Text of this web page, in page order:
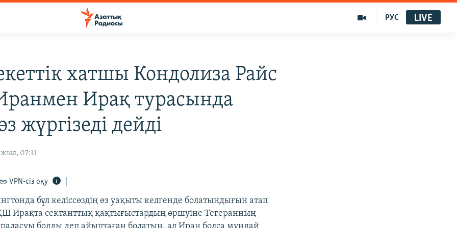
РУС LIVE
хатшы Кондолиза Райс
Ирақ турасында
жүргізеді дейді
07:11
VPN-сіз оқу
бұл келіссөздің өз уақыты келгенде болатындығын атап
Ирақта сектанттық қақтығыстардың өршуіне Тегеранның